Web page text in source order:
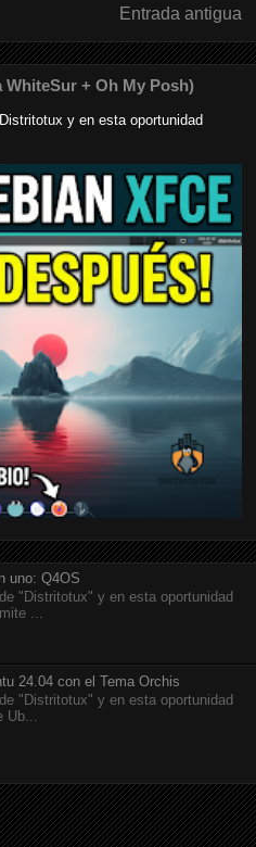
Entrada antigua
WhiteSur + Oh My Posh)
y en esta oportunidad
uno: Q4OS
"Distritotux" y en esta oportunidad
...
24.04 con el Tema Orchis
"Distritotux" y en esta oportunidad
Ub...